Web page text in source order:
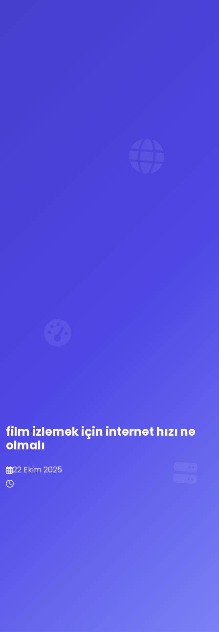
film izlemek için internet hızı ne
olmalı
22 Ekim 2025